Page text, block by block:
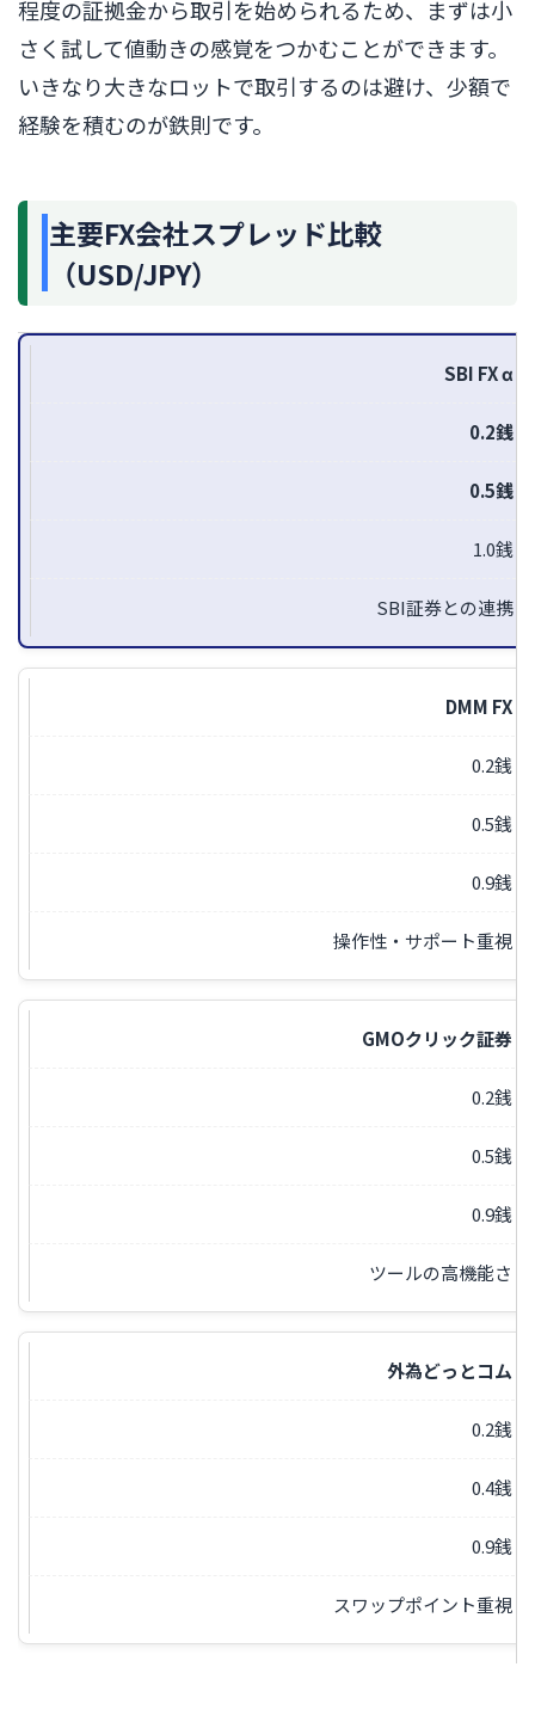
程度の証拠金から取引を始められるため、まずは小
さく試して値動きの感覚をつかむことができます。
いきなり大きなロットで取引するのは避け、少額で
経験を積むのが鉄則です。
主要FX会社スプレッド比較
（USD/JPY）
SBI FX α
0.2銭
0.5銭
1.0銭
SBI証券との連携
DMM FX
0.2銭
0.5銭
0.9銭
操作性・サポート重視
GMOクリック証券
0.2銭
0.5銭
0.9銭
ツールの高機能さ
外為どっとコム
0.2銭
0.4銭
0.9銭
スワップポイント重視